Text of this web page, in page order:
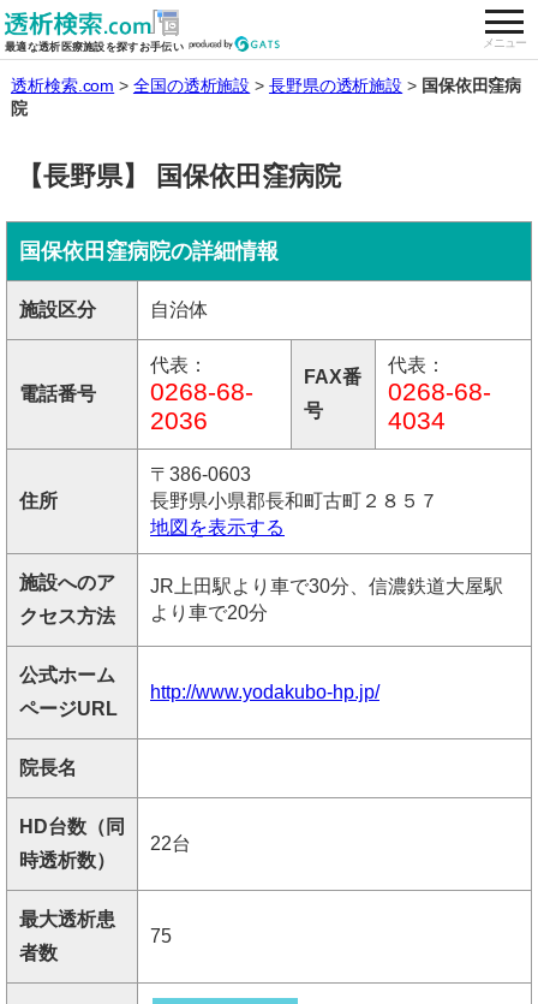
最適な透析医療施設を探すお手伝い メニュー
全国の透析施設を検索する
透析検索.com 全国の透析施設 長野県の透析施設
国保依田窪病
院
【長野県】 国保依田窪病院
国保依田窪病院の詳細情報
施設区分 自治体
電話番号
代表：
0268-68-
2036
FAX番
号
代表：
0268-68-
4034
住所
〒386-0603
長野県小県郡長和町古町２８５７
地図を表示する
施設へのア
クセス方法
JR上田駅より車で30分、信濃鉄道大屋駅
より車で20分
公式ホーム
ページURL
http://www.yodakubo-hp.jp/
院長名
HD台数（同
時透析数）
22台
最大透析患
者数
75